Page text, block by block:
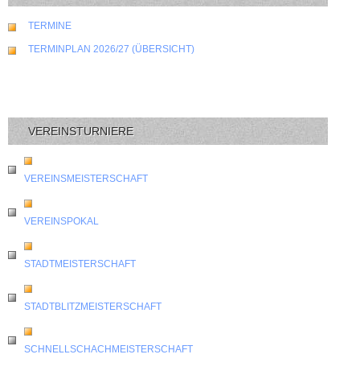
TERMINE
TERMINPLAN 2026/27 (ÜBERSICHT)
VEREINSTURNIERE
VEREINSMEISTERSCHAFT
VEREINSPOKAL
STADTMEISTERSCHAFT
STADTBLITZMEISTERSCHAFT
SCHNELLSCHACHMEISTERSCHAFT